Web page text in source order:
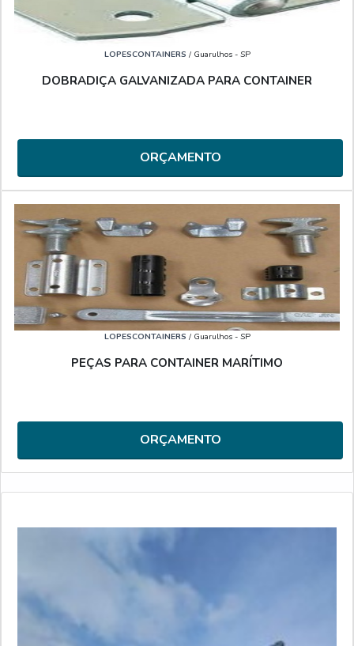
LOPESCONTAINERS / Guarulhos - SP
DOBRADIÇA GALVANIZADA PARA CONTAINER
ORÇAMENTO
LOPESCONTAINERS / Guarulhos - SP
PEÇAS PARA CONTAINER MARÍTIMO
ORÇAMENTO